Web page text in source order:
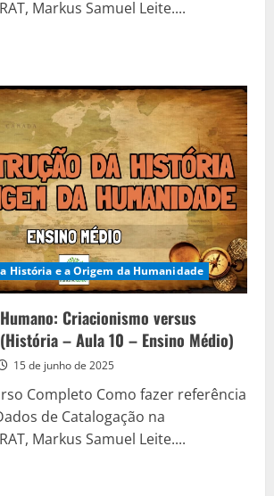
Markus Samuel Leite....
História e a Origem da Humanidade
Criacionismo versus
– Aula 10 – Ensino Médio)
15 de junho de 2025
Completo Como fazer referência
de Catalogação na
Markus Samuel Leite....